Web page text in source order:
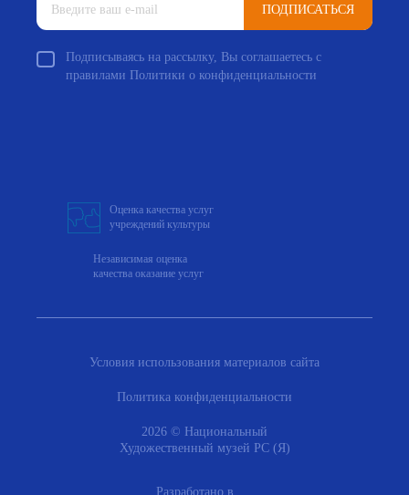
ПОДПИСАТЬСЯ
Подписываясь на рассылку, Вы соглашаетесь с
правилами Политики о конфиденциальности
Оценка качества услуг
учреждений культуры
Независимая оценка
качества оказание услуг
Условия использования материалов сайта
Политика конфиденциальности
2026 © Национальный
Художественный музей РС (Я)
Разработано в